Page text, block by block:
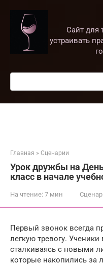
контенту
Сайт для
устраивать
Поиск:
Главная » Сценарии
Урок дружбы на
класс в начале
На чтение: 7 мин
Первый звонок всегда
легкую тревогу.
сталкиваясь с новыми
которые накопились за